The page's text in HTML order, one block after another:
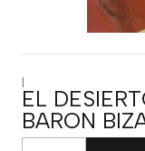
|
EL
BARON